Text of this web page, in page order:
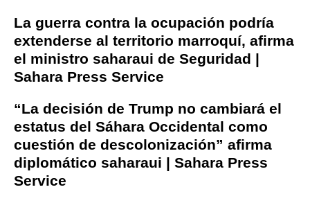
La guerra contra la ocupación podría
extenderse al territorio marroquí, afirma
el ministro saharaui de Seguridad |
Sahara Press Service
“La decisión de Trump no cambiará el
estatus del Sáhara Occidental como
cuestión de descolonización” afirma
diplomático saharaui | Sahara Press
Service